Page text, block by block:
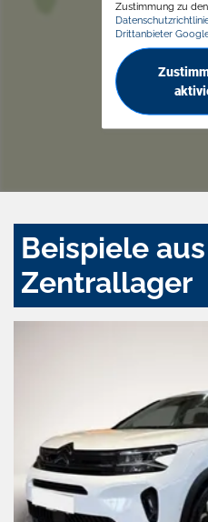
Zustimmung zu den
Drittanbieter
Beispiele
Zentrallager